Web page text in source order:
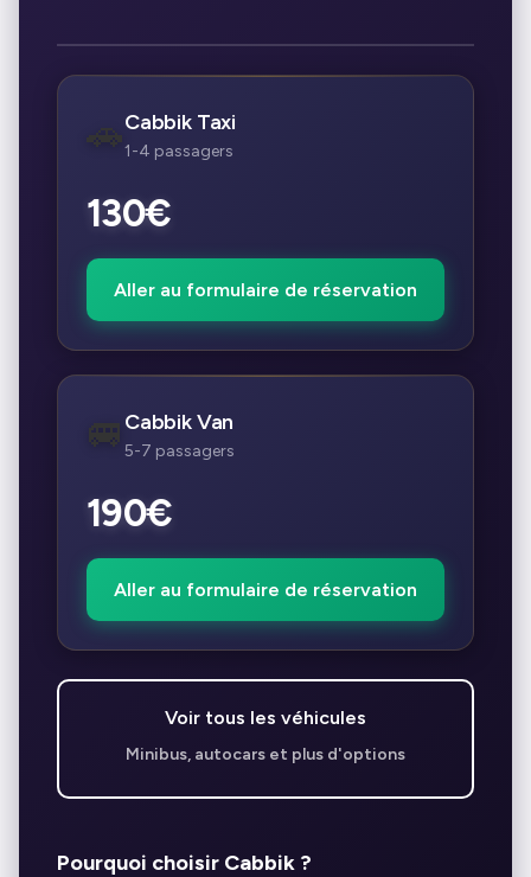
🚗Cabbik Taxi
1-4 passagers
130€
Aller au formulaire de réservation
🚐 Cabbik Van
5-7 passagers
190€
Aller au formulaire de réservation
Voir tous les véhicules
Minibus, autocars et plus d'options
Pourquoi choisir Cabbik ?